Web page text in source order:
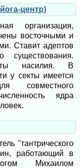
центр)
организация,
восточными и
Ставит адептов
существования.
насилия. В
у секты имеется
совместного
ядра
"тантрического
работающий в
Михаилом